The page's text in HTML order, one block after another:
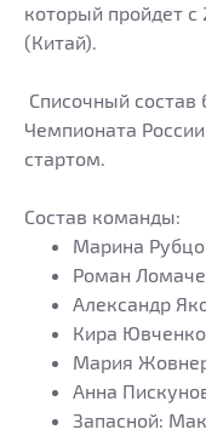
который пройдет с
(Китай).
Списочный
Чемпионата
стартом.
Состав команды:
Марина
Роман
Александр
Кира Ювченко
Мария
Анна
Запасной: